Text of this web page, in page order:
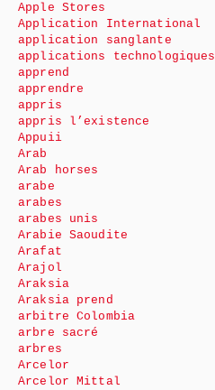
Apple Stores
Application International
application sanglante
applications technologiques
apprend
apprendre
appris
appris l’existence
Appuii
Arab
Arab horses
arabe
arabes
arabes unis
Arabie Saoudite
Arafat
Arajol
Araksia
Araksia prend
arbitre Colombia
arbre sacré
arbres
Arcelor
Arcelor Mittal